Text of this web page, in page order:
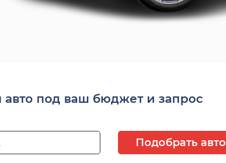
под ваш бюджет и запрос
Подобрать авто